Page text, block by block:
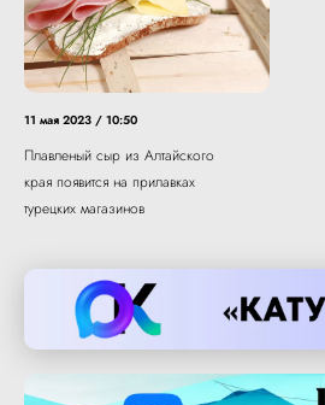
11 мая 2023 / 10:50
Плавленый сыр из Алтайского
края появится на прилавках
турецких магазинов